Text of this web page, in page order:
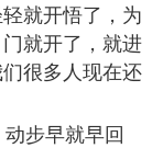
就开悟了，为
就开了，就进
很多人现在还
步早就早回